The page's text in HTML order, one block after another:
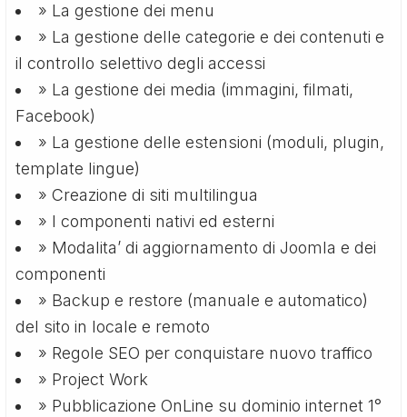
» La gestione dei menu
» La gestione delle categorie e dei contenuti e
il controllo selettivo degli accessi
» La gestione dei media (immagini, filmati,
Facebook)
» La gestione delle estensioni (moduli, plugin,
template lingue)
» Creazione di siti multilingua
» I componenti nativi ed esterni
» Modalita’ di aggiornamento di Joomla e dei
componenti
» Backup e restore (manuale e automatico)
del sito in locale e remoto
» Regole SEO per conquistare nuovo traffico
» Project Work
» Pubblicazione OnLine su dominio internet 1°